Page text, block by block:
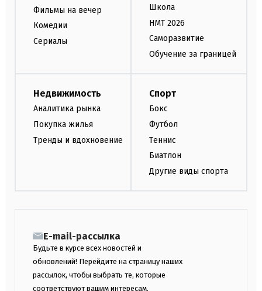
Фильмы на вечер
Комедии
Сериалы
Школа
НМТ 2026
Саморазвитие
Обучение за границей
Недвижимость
Аналитика рынка
Покупка жилья
Тренды и вдохновение
Спорт
Бокс
Футбол
Теннис
Биатлон
Другие виды спорта
E-mail-рассылка
Будьте в курсе всех новостей и
обновлений! Перейдите на страницу наших
рассылок, чтобы выбрать те, которые
соответствуют вашим интересам.